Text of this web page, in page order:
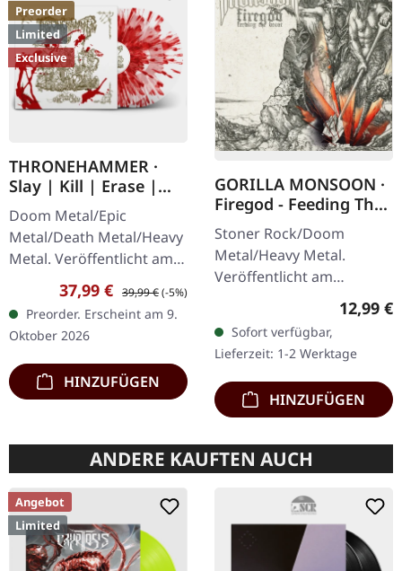
Preorder
Limited
Exclusive
THRONEHAMMER ·
Slay | Kill | Erase |
BLOOD SPLATTER 2LP
Doom Metal/Epic
Metal/Death Metal/Heavy
Metal. Veröffentlicht am
09.10.2026, auf Supreme
Chaos Records. Crystal
Clear/Blood Splatter
Doppel-Vinyl im…
Verkaufspreis:
37,99 € Regulärer Preis:
39,99 €(-5%)
Preorder. Erscheint am 9.
Oktober 2026
HINZUFÜGEN
GORILLA MONSOON ·
Firegod - Feeding The
Beast | CD
Stoner Rock/Doom
Metal/Heavy Metal.
Veröffentlicht am
11.05.2018, auf Supreme
Chaos Records. CD im
Jewelcase mit 8-seitigem
Booklet. Das dritte
Album…
12,99 €
Sofort verfügbar,
Lieferzeit: 1-2 Werktage
HINZUFÜGEN
ANDERE KAUFTEN AUCH
Angebot
Limited